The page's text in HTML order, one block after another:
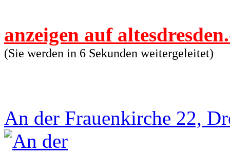
anzeigen auf
(Sie werden in 6 Sekunden weitergeleitet)
An der Frauenkirche 22,